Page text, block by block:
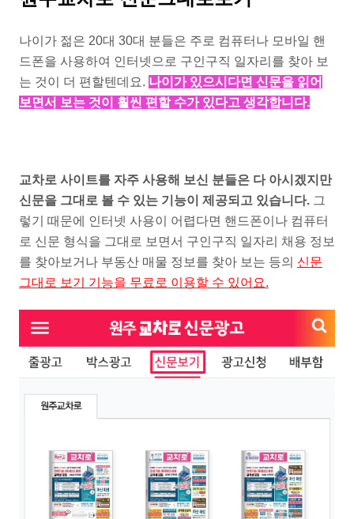
나이가 젊은 20대 30대 분들은 주로 컴퓨터나 모바일 핸
드폰을 사용하여 인터넷으로 구인구직 일자리를 찾아 보
는 것이 더 편할텐데요. 나이가 있으시다면 신문을 읽어
보면서 보는 것이 훨씬 편할 수가 있다고 생각합니다.
교차로 사이트를 자주 사용해 보신 분들은 다 아시겠지만
신문을 그대로 볼 수 있는 기능이 제공되고 있습니다. 그
렇기 때문에 인터넷 사용이 어렵다면 핸드폰이나 컴퓨터
로 신문 형식을 그대로 보면서 구인구직 일자리 채용 정보
를 찾아보거나 부동산 매물 정보를 찾아 보는 등의 신문
그대로 보기 기능을 무료로 이용할 수 있어요.